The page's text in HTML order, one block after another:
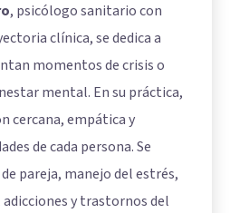
, psicólogo sanitario con
clínica, se dedica a
momentos de crisis o
mental. En su práctica,
cercana, empática y
de cada persona. Se
pareja, manejo del estrés,
y trastornos del